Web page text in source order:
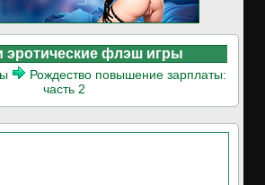
эротические флэш игры
Рождество повышение зарплаты:
часть 2